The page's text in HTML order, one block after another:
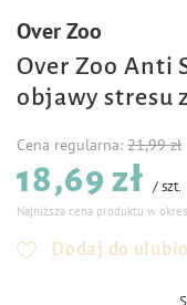
Over Zoo
Over Zoo Anti
objawy stresu
Cena regularna: 21,99 zł
18,69 zł /szt.
Najniższa cena produktu w
Dodaj do